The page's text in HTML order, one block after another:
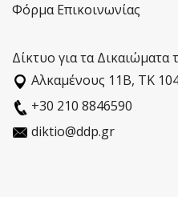
Φόρμα Επικοινωνίας
Δίκτυο για τα Δικαιώματα
Αλκαµένους 11Β, ΤΚ
+30 210 8846590
diktio@ddp.gr